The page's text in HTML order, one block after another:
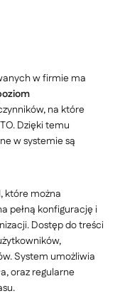
w firmie ma
na które
Dzięki temu
w systemie są
które można
pełną konfigurację i
Dostęp do treści
System umożliwia
oraz regularne